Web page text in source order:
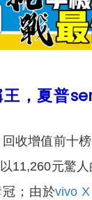
，夏普
增值前十榜
11,260元驚
；由於vivo